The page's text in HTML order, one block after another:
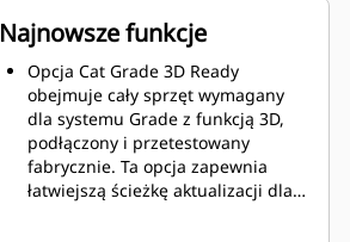
Najnowsze funkcje
Opcja Cat Grade 3D Ready
obejmuje cały sprzęt wymagany
dla systemu Grade z funkcją 3D,
podłączony i przetestowany
fabrycznie. Ta opcja zapewnia
łatwiejszą ścieżkę aktualizacji dla